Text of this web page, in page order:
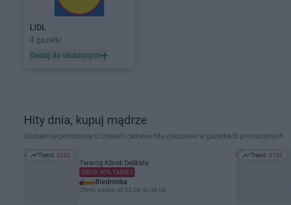
LIDL
4 gazetki
Dodaj do ulubionych
Hity dnia, kupuj mądrze
Codziennie pomożemy Ci znaleźć ciekawe hity zakupowe w gazetkach promocyjnych
Trend: 3232
Trend: 3232
Twaróg Klinek Delikate
DRUGI 40% TANIEJ
Biedronka
Oferta ważna od 03.08 do 08.08
Trend: 3133
Trend: 3133